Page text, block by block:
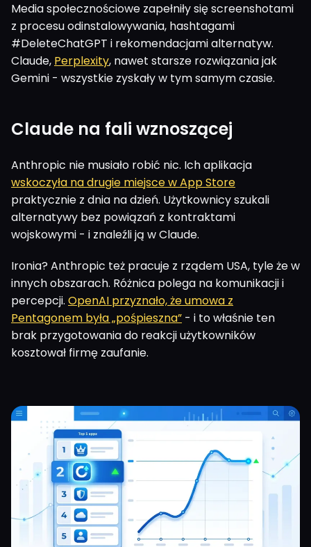
Media społecznościowe zapełniły się screenshotami
z procesu odinstalowywania, hashtagami
#DeleteChatGPT i rekomendacjami alternatyw.
Claude, Perplexity, nawet starsze rozwiązania jak
Gemini - wszystkie zyskały w tym samym czasie.
Claude na fali wznoszącej
Anthropic nie musiało robić nic. Ich aplikacja
wskoczyła na drugie miejsce w App Store
praktycznie z dnia na dzień. Użytkownicy szukali
alternatywy bez powiązań z kontraktami
wojskowymi - i znaleźli ją w Claude.
Ironia? Anthropic też pracuje z rządem USA, tyle że w
innych obszarach. Różnica polega na komunikacji i
percepcji. OpenAI przyznało, że umowa z
Pentagonem była „pośpieszna” - i to właśnie ten
brak przygotowania do reakcji użytkowników
kosztował firmę zaufanie.